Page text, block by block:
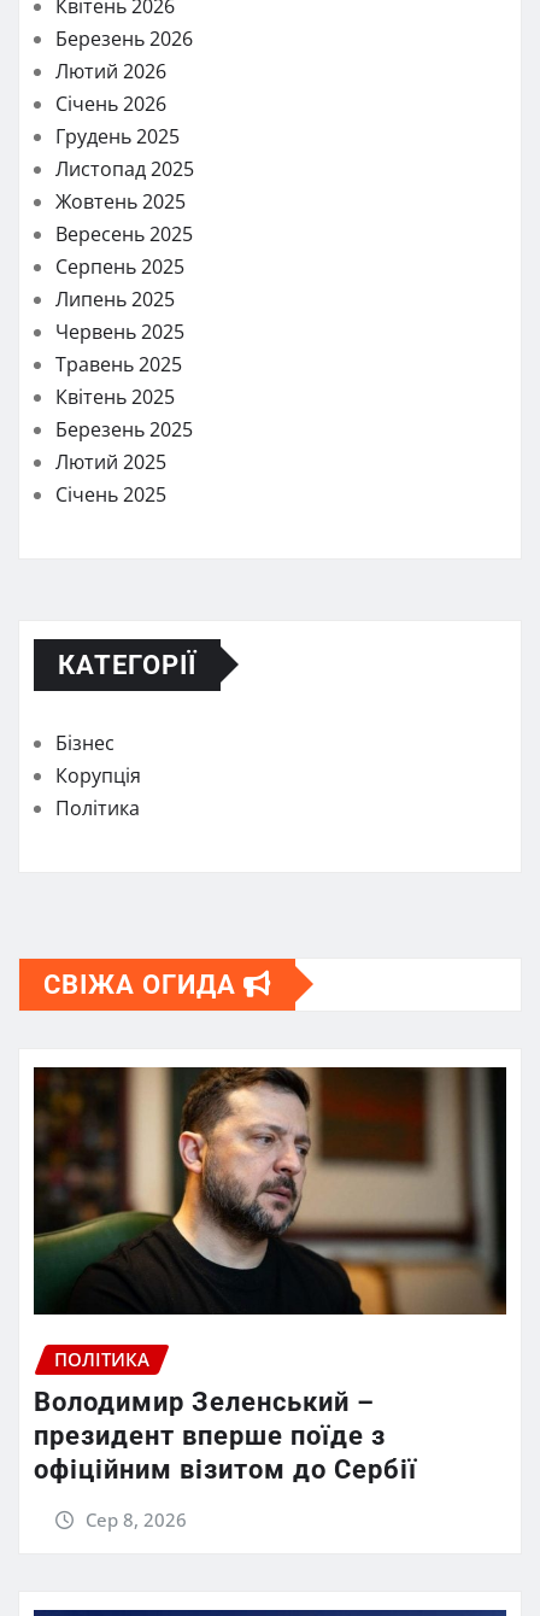
Квітень 2026
Березень 2026
Лютий 2026
Січень 2026
Грудень 2025
Листопад 2025
Жовтень 2025
Вересень 2025
Серпень 2025
Липень 2025
Червень 2025
Травень 2025
Квітень 2025
Березень 2025
Лютий 2025
Січень 2025
КАТЕГОРІЇ
Бізнес
Корупція
Політика
СВІЖА ОГИДА
ПОЛІТИКА
Володимир Зеленський –
президент вперше поїде з
офіційним візитом до Сербії
Сер 8, 2026